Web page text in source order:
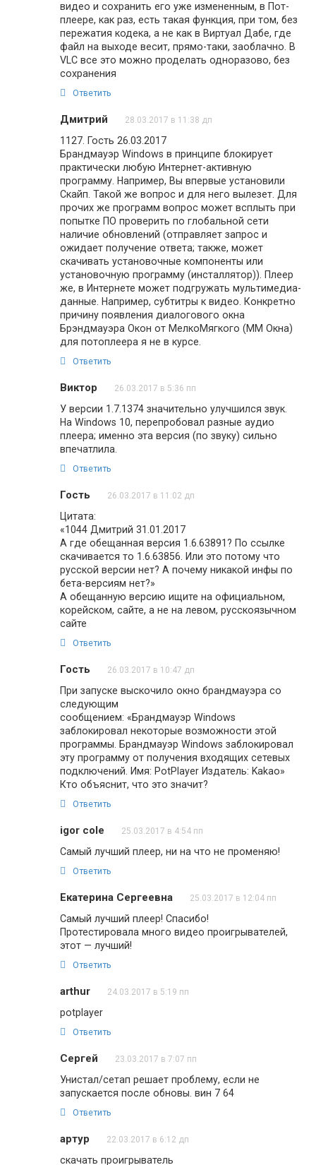
видео и сохранить его уже измененным, в Пот-
плеере, как раз, есть такая функция, при том, без
пережатия кодека, а не как в Виртуал Дабе, где
файл на выходе весит, прямо-таки, заоблачно. В
VLC все это можно проделать одноразово, без
сохранения
Ответить
Дмитрий 28.03.2017 в 11:38 дп
1127. Гость 26.03.2017
Брандмауэр Windows в принципе блокирует
практически любую Интернет-активную
программу. Например, Вы впервые установили
Скайп. Такой же вопрос и для него вылезет. Для
прочих же программ вопрос может всплыть при
попытке ПО проверить по глобальной сети
наличие обновлений (отправляет запрос и
ожидает получение ответа; также, может
скачивать установочные компоненты или
установочную программу (инсталлятор)). Плеер
же, в Интернете может подгружать мультимедиа-
данные. Например, субтитры к видео. Конкретно
причину появления диалогового окна
Брэндмауэра Окон от МелкоМягкого (ММ Окна)
для потоплеера я не в курсе.
Ответить
Виктор 26.03.2017 в 5:36 пп
У версии 1.7.1374 значительно улучшился звук.
На Windows 10, перепробовал разные аудио
плеера; именно эта версия (по звуку) сильно
впечатлила.
Ответить
Гость 26.03.2017 в 11:02 дп
Цитата:
«1044 Дмитрий 31.01.2017
А где обещанная версия 1.6.63891? По ссылке
скачивается то 1.6.63856. Или это потому что
русской версии нет? А почему никакой инфы по
бета-версиям нет?»
А обещанную версию ищите на официальном,
корейском, сайте, а не на левом, русскоязычном
сайте
Ответить
Гость 26.03.2017 в 10:47 дп
При запуске выскочило окно брандмауэра со
следующим
сообщением: «Брандмауэр Windows
заблокировал некоторые возможности этой
программы. Брандмауэр Windows заблокировал
эту программу от получения входящих сетевых
подключений. Имя: PotPlayer Издатель: Kakao»
Кто объяснит, что это значит?
Ответить
igor cole 25.03.2017 в 4:54 пп
Самый лучший плеер, ни на что не променяю!
Ответить
Екатерина Сергеевна 25.03.2017 в 12:04 пп
Самый лучший плеер! Спасибо!
Протестировала много видео проигрывателей,
этот — лучший!
Ответить
arthur 24.03.2017 в 5:19 пп
potplayer
Ответить
Сергей 23.03.2017 в 7:07 пп
Унистал/сетап решает проблему, если не
запускается после обновы. вин 7 64
Ответить
артур 22.03.2017 в 6:12 дп
скачать проигрыватель